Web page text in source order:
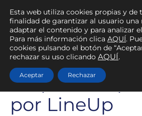
Las grandes
empresas
por LineUp
Esta web utiliza cookies propias y de
finalidad de garantizar al usuario una
adaptar el contenido y para analizar
Para más información clica AQUÍ.
cookies pulsando el botón de
rechazar su uso clicando AQUÍ.
Aceptar Rechazar